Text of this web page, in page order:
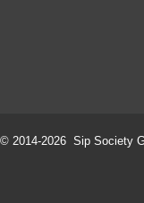
© 2014-2026 Sip Society